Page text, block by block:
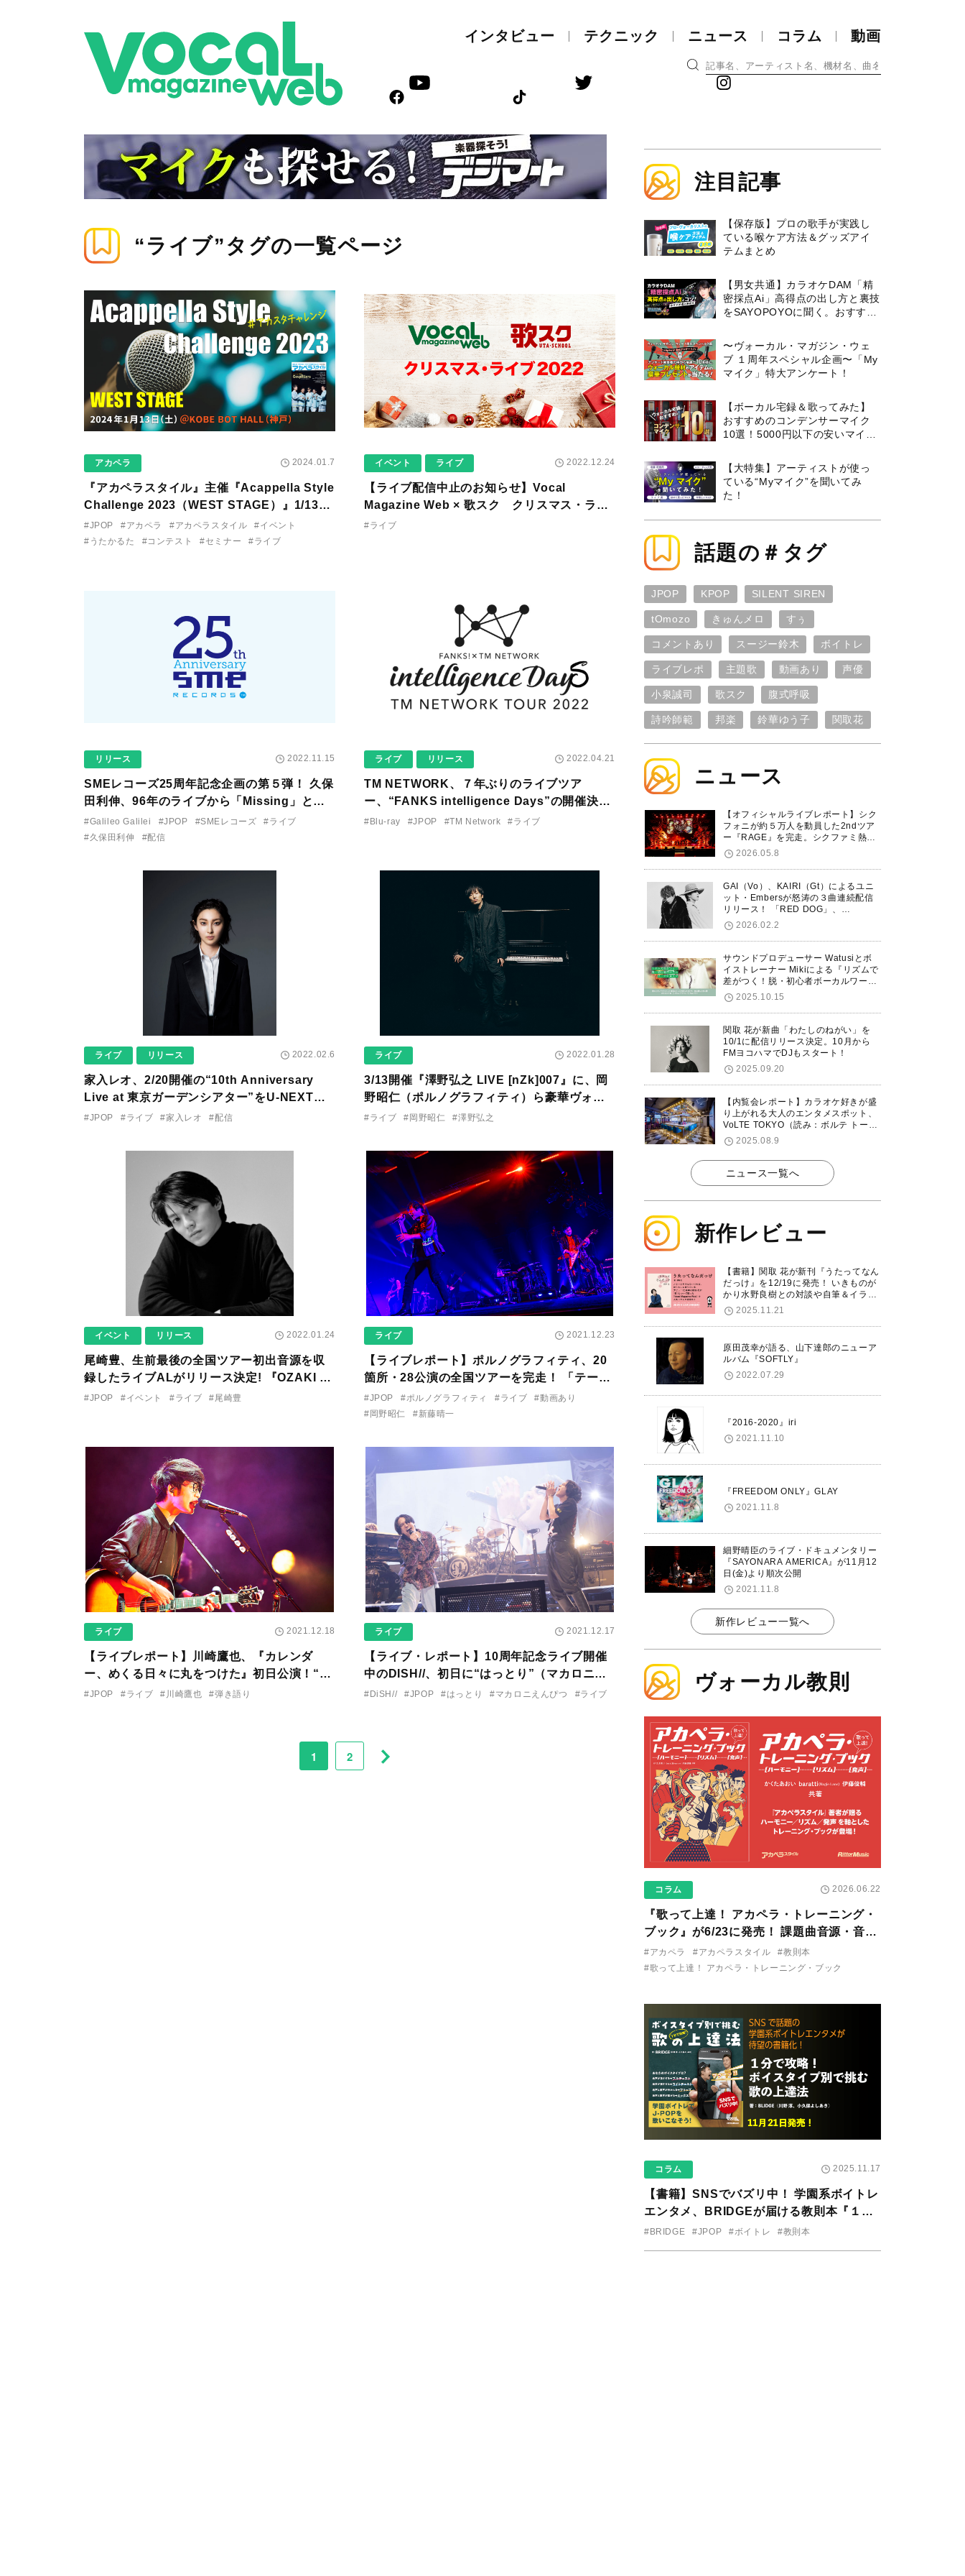
インタビュー テクニック ニュース コラム 動画
“ライブ”タグの一覧ページ
アカペラ 2024.01.7
『アカペラスタイル』主催『Acappella Style
Challenge 2023（WEST STAGE）』1/13に
KOBE BOT HALL（神戸）で開催！ コンテス
ト、セミナー、ライブでアカペラを楽しも
#JPOP #アカペラ #アカペラスタイル
#イベント
#うたかるた
#コンテスト #セミナー #ライブ
イベント ライブ 2022.12.24
【ライブ配信中止のお知らせ】Vocal
Magazine Web × 歌スク クリスマス・ライ
ブ2022
#ライブ
リリース 2022.11.15
SMEレコーズ25周年記念企画の第５弾！ 久保
田利伸、96年のライブから「Missing」と、
2016年のGalileo Galilei ステージの配信リリ
ースが決定！
#Galileo Galilei #JPOP #SMEレコーズ
#ライブ
#久保田利伸
#配信
ライブ リリース 2022.04.21
TM NETWORK、７年ぶりのライブツア
ー、“FANKS intelligence Days”の開催決
定。ライブBlu-rayも本日リリース！
#Blu-ray #JPOP #TM Network #ライブ
ライブ リリース 2022.02.6
家入レオ、2/20開催の“10th Anniversary
Live at 東京ガーデンシアター”をU-NEXTに
て独占ライブ配信決定！
#JPOP #ライブ #家入レオ #配信
ライブ 2022.01.28
3/13開催『澤野弘之 LIVE [nZk]007』に、岡
野昭仁（ポルノグラフィティ）ら豪華ヴォー
カリストの出演が決定！
#ライブ #岡野昭仁 #澤野弘之
イベント リリース 2022.01.24
尾崎豊、生前最後の全国ツアー初出音源を収
録したライブALがリリース決定! 『OZAKI 30
LAST STAGE 尾崎豊 展』の開催も発表!!
#JPOP #イベント #ライブ #尾崎豊
ライブ 2021.12.23
【ライブレポート】ポルノグラフィティ、20
箇所・28公演の全国ツアーを完走！ 「テーマ
ソング」のMVも完成！
#JPOP #ポルノグラフィティ #ライブ
#動画あり
#岡野昭仁
#新藤晴一
ライブ 2021.12.18
【ライブレポート】川崎鷹也、『カレンダ
ー、めくる日々に丸をつけた』初日公演！“あ
なた達が居るから歌を歌う理由があります”
#JPOP #ライブ #川崎鷹也 #弾き語り
ライブ 2021.12.17
【ライブ・レポート】10周年記念ライブ開催
中のDISH//、初日に“はっとり”（マカロニえ
んぴつ）がサプライズ登場！ 熱いエールを交
#DiSH// #JPOP #はっとり #マカロニえんぴつ #ライブ
1 2
注目記事
【保存版】プロの歌手が実践し
ている喉ケア⽅法＆グッズアイ
テムまとめ
【男女共通】カラオケDAM「精
密採点Ai」高得点の出し方と裏技
をSAYOPOYOに聞く。おすすめ
〜ヴォーカル・マガジン・ウェ
ブ １周年スペシャル企画〜「My
マイク」特大アンケート！
【ボーカル宅録＆歌ってみた】
おすすめのコンデンサーマイク
10選！5000円以下の安いマイク
【大特集】アーティストが使っ
ている“Myマイク”を聞いてみ
た！
話題の＃タグ
JPOP KPOP SILENT SIREN
tOmozo きゅんメロ すぅ
コメントあり スージー鈴木 ボイトレ
ライブレポ 主題歌 動画あり 声優
小泉誠司 歌スク 腹式呼吸
詩吟師範 邦楽 鈴華ゆう子 関取花
ニュース
【オフィシャルライブレポート】シク
フォニが約５万人を動員した2ndツア
ー『RAGE』を完走。シクファミ熱狂
のKアリーナ横浜ファイナル公演の模
様をお届け！
2026.05.8
GAI（Vo）、KAIRI（Gt）によるユニ
ット・Embersが怒涛の３曲連続配信
リリース！ 「RED DOG」、
「Untitled Hero」に続き、5thシング
ル「De-Marionette」のリリースを発
表！
2026.02.2
サウンドプロデューサー Watusiとボ
イストレーナー Mikiによる『リズムで
差がつく！脱・初心者ボーカルワーク
ショップ』が12/7に渋谷で開催！
2025.10.15
関取 花が新曲「わたしのねがい」を
10/1に配信リリース決定。10月から
FMヨコハマでDJもスタート！
2025.09.20
【内覧会レポート】カラオケ好きが盛
り上がれる大人のエンタメスポット、
VoLTE TOKYO（読み：ボルテ トーキ
ョー）が東京・品川に8/8グランドオ
ープン！
2025.08.9
ニュース一覧へ
新作レビュー
【書籍】関取 花が新刊『うたってなん
だっけ』を12/19に発売！ いきものが
かり水野良樹との対談や自筆＆イラス
トで綴る自分史も掲載。さらに自身の
誕生日12/18に渋谷で出版記念イベン
トを開催！
2025.11.21
原田茂幸が語る、山下達郎のニューア
ルバム『SOFTLY』
2022.07.29
『2016-2020』iri
2021.11.10
『FREEDOM ONLY』GLAY
2021.11.8
細野晴臣のライブ・ドキュメンタリー
『SAYONARA AMERICA』が11月12
日(金)より順次公開
2021.11.8
新作レビュー一覧へ
ヴォーカル教則
コラム 2026.06.22
『歌って上達！ アカペラ・トレーニング・
ブック』が6/23に発売！ 課題曲音源・音取
り用アプリを公開。
#アカペラ #アカペラスタイル
#教則本
#歌って上達！ アカペラ・トレーニング・ブック
コラム 2025.11.17
【書籍】SNSでバズリ中！ 学園系ボイトレ
エンタメ、BRIDGEが届ける教則本『１分
で攻略！ ボイスタイプ別で挑む歌の上達
#BRIDGE #JPOP #ボイトレ #教則本